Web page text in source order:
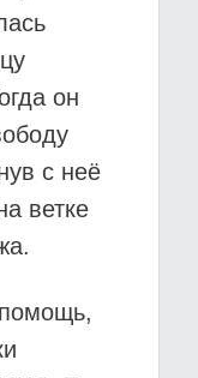
он
с неё
ветке